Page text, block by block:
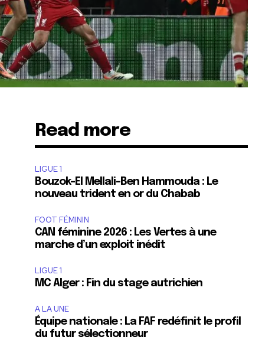
Read more
LIGUE 1
Bouzok-El Mellali-Ben Hammouda : Le
nouveau trident en or du Chabab
FOOT FÉMININ
CAN féminine 2026 : Les Vertes à une
marche d’un exploit inédit
LIGUE 1
MC Alger : Fin du stage autrichien
A LA UNE
Équipe nationale : La FAF redéfinit le profil
du futur sélectionneur